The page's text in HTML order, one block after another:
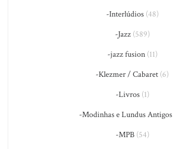
-Interlúdios(48)
-Jazz(589)
-jazz fusion(11)
-Klezmer / Cabaret (6)
-Livros(1)
-Modinhas e Lundus Antigos
-MPB(54)